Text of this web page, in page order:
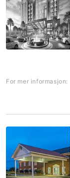
For mer informasjon: